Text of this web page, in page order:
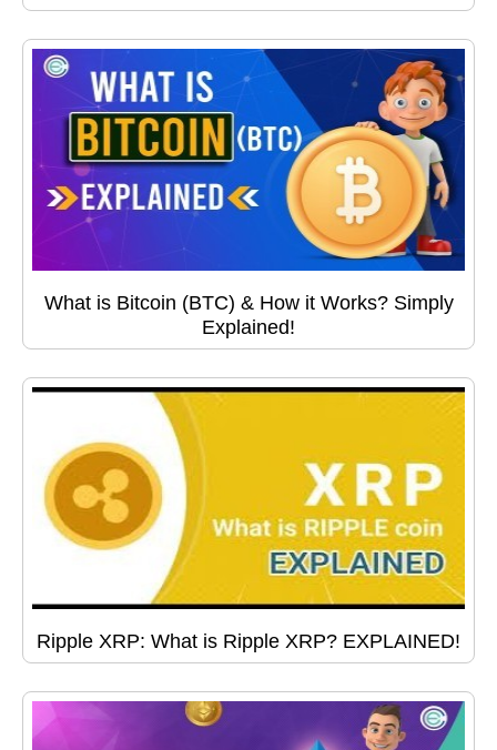
What is Bitcoin (BTC) & How it Works? Simply
Explained!
Ripple XRP: What is Ripple XRP? EXPLAINED!